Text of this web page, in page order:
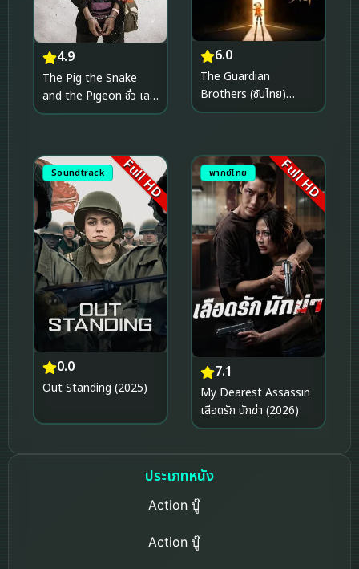
4.9
The Pig the Snake
and the Pigeon ชั่ว เลว
เหี้ยม (2023)
6.0
The Guardian
Brothers (ซับไทย)
(2016)
Soundtrack Full HD
0.0
Out Standing (2025)
พากย์ไทย Full HD
7.1
My Dearest Assassin
เลือดรัก นักฆ่า (2026)
ประเภทหนัง
Action บู๊
Action บู๊